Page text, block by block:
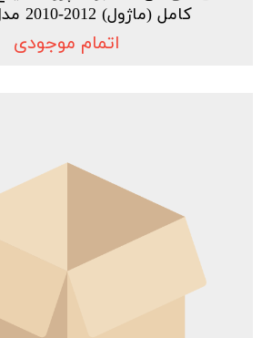
کامل (ماژول) 2012-2010 مدل A1278
اتمام موجودی